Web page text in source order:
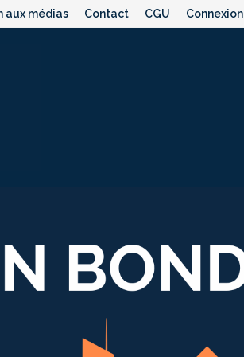
aux médias Contact CGU Connexion